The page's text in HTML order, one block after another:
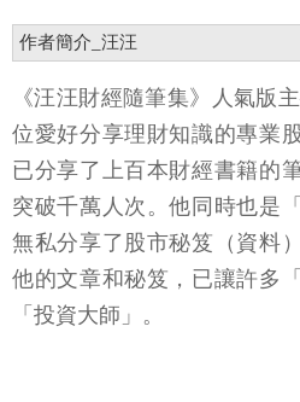
作者簡介_汪汪
《汪汪財經隨筆集》人氣
位愛好分享理財知識的專業
已分享了上百本財經書籍的
突破千萬人次。他同時也是
無私分享了股市秘笈（資料
他的文章和秘笈，已讓許多
「投資大師」。